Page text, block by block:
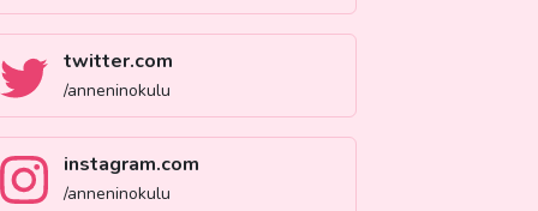
twitter.com
/anneninokulu
instagram.com
/anneninokulu